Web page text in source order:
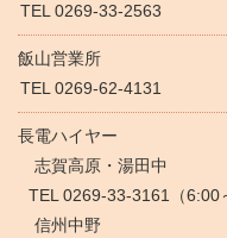
TEL 0269-33-2563
飯山営業所
TEL 0269-62-4131
長電ハイヤー
志賀高原・湯田中
TEL 0269-33-3161（6:00
信州中野